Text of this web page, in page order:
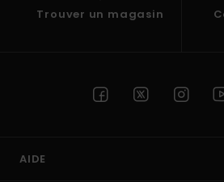
Trouver un magasin
AIDE